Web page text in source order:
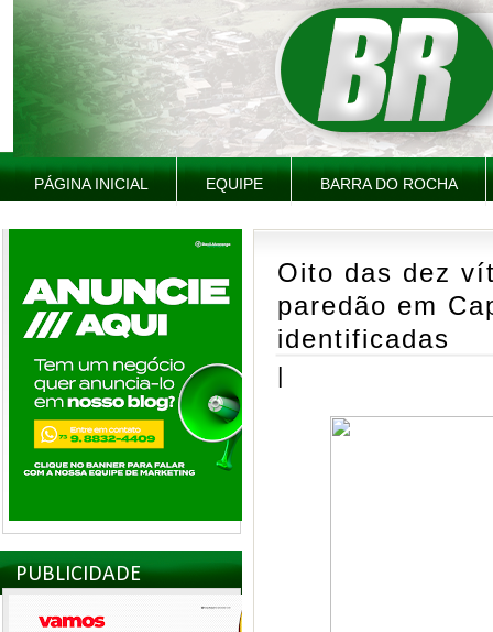
PÁGINA INICIAL EQUIPE BARRA DO ROCHA
PUBLICIDADE
Oito das dez
paredão em
identificadas
|